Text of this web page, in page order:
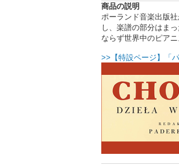
商品の説明
ポーランド音楽出版
し、楽譜の部分はま
ならず世界中のピア
>>【特設ページ】「